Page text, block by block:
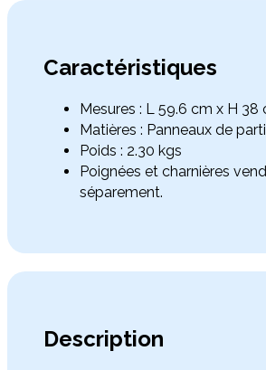
Caractéristiques
Mesures : L 59.6 cm x H 38
Matières : Panneaux de
Poids : 2.30 kgs
Poignées et charnières
séparement.
Description